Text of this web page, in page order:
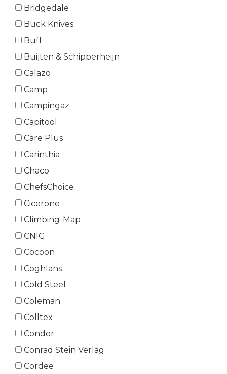
Bridgedale
Buck Knives
Buff
Buijten & Schipperheijn
Calazo
Camp
Campingaz
Capitool
Care Plus
Carinthia
Chaco
ChefsChoice
Cicerone
Climbing-Map
CNIG
Cocoon
Coghlans
Cold Steel
Coleman
Colltex
Condor
Conrad Stein Verlag
Cordee